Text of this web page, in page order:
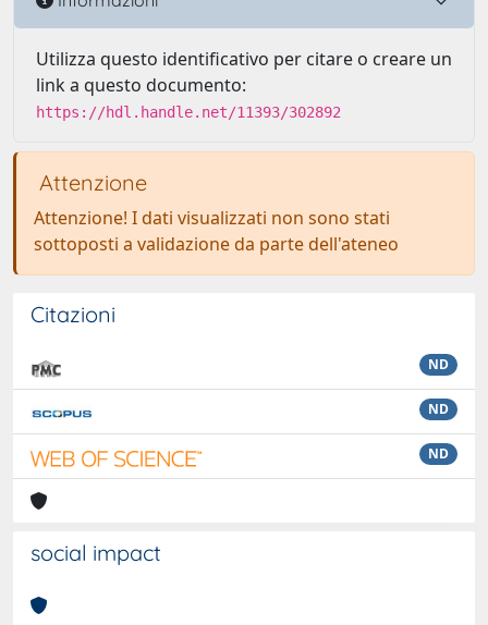
Utilizza questo identificativo per citare o creare un
link a questo documento:
https://hdl.handle.net/11393/302892
Attenzione
Attenzione! I dati visualizzati non sono stati
sottoposti a validazione da parte dell'ateneo
Citazioni
ND
ND
ND
social impact